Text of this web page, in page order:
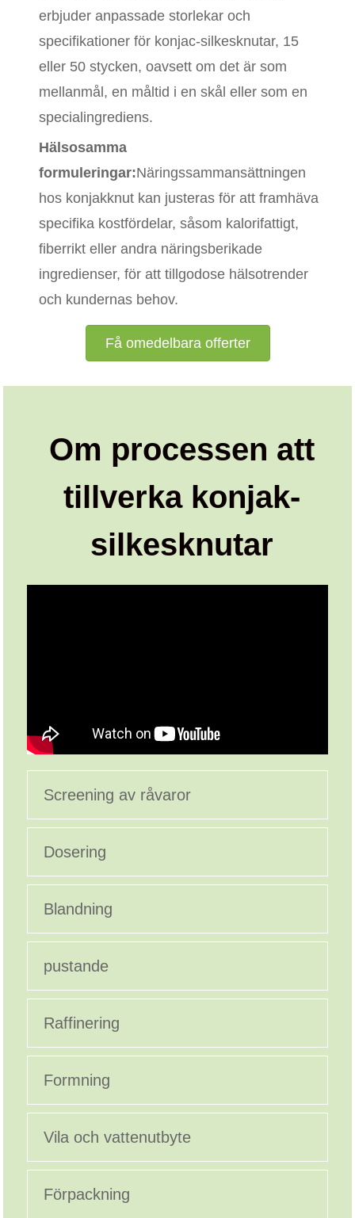
erbjuder anpassade storlekar och
specifikationer för konjac-silkesknutar, 15
eller 50 stycken, oavsett om det är som
mellanmål, en måltid i en skål eller som en
specialingrediens.
Hälsosamma
formuleringar:Näringssammansättningen
hos konjakknut kan justeras för att framhäva
specifika kostfördelar, såsom kalorifattigt,
fiberrikt eller andra näringsberikade
ingredienser, för att tillgodose hälsotrender
och kundernas behov.
Få omedelbara offerter
Om processen att
tillverka konjak-
silkesknutar
Screening av råvaror
Dosering
Blandning
pustande
Raffinering
Formning
Vila och vattenutbyte
Förpackning